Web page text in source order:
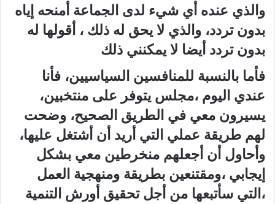
والذي عنده أي شيء لدى الجماعة أمنحه إياه
بدون تردد، والذي لا يحق له ذلك ، أقولها له
بدون تردد أيضا لا يمكنني ذلك
فأما بالنسبة للمنافسين السياسيين، فأنا
عندي اليوم ،مجلس يتوفر على منتخبين،
يسيرون معي في الطريق الصحيح، وضحت
لهم طريقة عملي التي أريد أن أشتغل عليها،
وأحاول أن أجعلهم منخرطين معي بشكل
إيجابي ،ومقتنعين بطريقة ومنهجية العمل
،التي سأتبعها من أجل تحقيق أورش التنمية